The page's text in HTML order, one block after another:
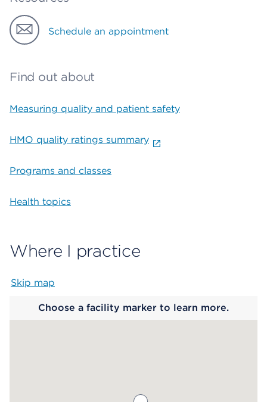
Schedule an appointment
Find out about
Measuring quality and patient safety
HMO quality ratings summary
Programs and classes
Health topics
Where I practice
Skip map
Choose a facility marker to learn more.